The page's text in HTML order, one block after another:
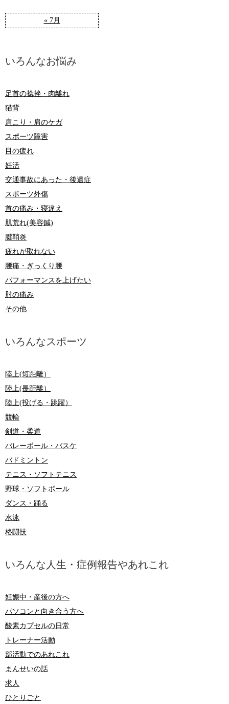
« 7月
いろんなお悩み
足首の捻挫・肉離れ
猫背
肩こり・肩のケガ
スポーツ障害
目の疲れ
妊活
交通事故にあった・後遺症
スポーツ外傷
首の痛み・寝違え
肌荒れ(美容鍼)
腱鞘炎
疲れが取れない
腰痛・ぎっくり腰
パフォーマンスを上げたい
肘の痛み
その他
いろんなスポーツ
陸上(短距離）
陸上(長距離）
陸上(投げる・跳躍）
競輪
剣道・柔道
バレーボール・バスケ
バドミントン
テニス・ソフトテニス
野球・ソフトボール
ダンス・踊る
水泳
格闘技
いろんな人生・症例報告やあれこれ
妊娠中・産後の方へ
パソコンと向き合う方へ
酸素カプセルの日常
トレーナー活動
部活動でのあれこれ
まんせいの話
求人
ひとりごと